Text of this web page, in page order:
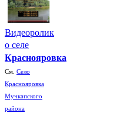
Видеоролик
о селе
Краснояровка
См. Село
Краснояровка
Мучкапского
района